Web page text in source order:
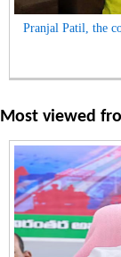
Pranjal Patil, the
Most viewed